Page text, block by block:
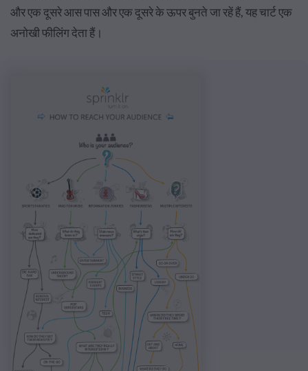
और एक दूसरे आस पास और एक दूसरे के ऊपर बुनते जा रहें हैं, यह चार्ट एक
अनोखी फीलिंग देता हैं।